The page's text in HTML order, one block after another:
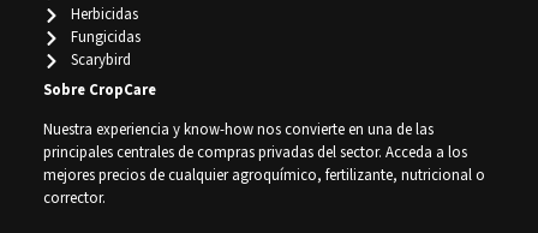
Herbicidas
Fungicidas
Scarybird
Sobre CropCare
Nuestra experiencia y know-how nos convierte en una de las
principales centrales de compras privadas del sector. Acceda a los
mejores precios de cualquier agroquímico, fertilizante, nutricional o
corrector.